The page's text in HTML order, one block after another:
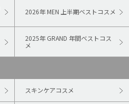
2026年 MEN 上半期ベストコスメ
2025年 GRAND 年間ベストコス
メ
スキンケアコスメ